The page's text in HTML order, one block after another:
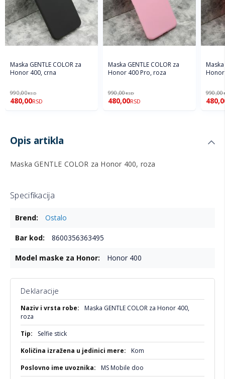
Maska GENTLE COLOR za
Honor 400, crna
990,00RSD
480,00RSD
Maska GENTLE COLOR za
Honor 400 Pro, roza
990,00RSD
480,00RSD
Maska
990,00
Opis artikla
Maska GENTLE COLOR za Honor 400, roza
Specifikacija
informacijaOstalo
8600356363495
Honor 400
Deklaracije
Više
informacija
Maska GENTLE COLOR za Honor 400,
roza
Selfie stick
Kom
MS Mobile doo